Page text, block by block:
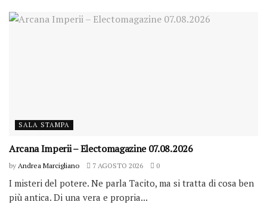
SALA STAMPA
Arcana Imperii – Electomagazine 07.08.2026
by Andrea Marcigliano 7 AGOSTO 2026 0
I misteri del potere. Ne parla Tacito, ma si tratta di cosa ben
più antica. Di una vera e propria...